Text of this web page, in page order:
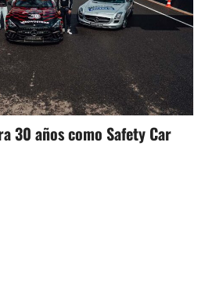
30 años como Safety Car